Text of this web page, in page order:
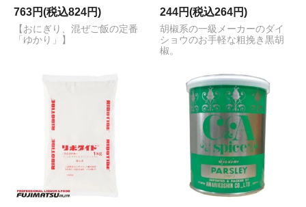
763円(税込824円)
【おにぎり、混ぜご飯の定番
「ゆかり」】
244円(税込264円)
胡椒系の一級メーカーのダイ
ショウのお手軽な粗挽き黒胡
椒。